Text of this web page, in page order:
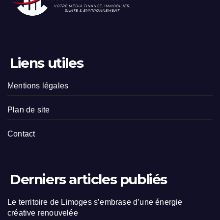
Liens utiles
Mentions légales
Plan de site
Contact
Derniers articles publiés
Le territoire de Limoges s’embrase d’une énergie
créative renouvelée